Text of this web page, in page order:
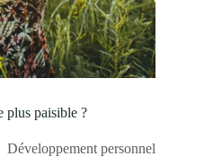
plus paisible ?
Développement personnel